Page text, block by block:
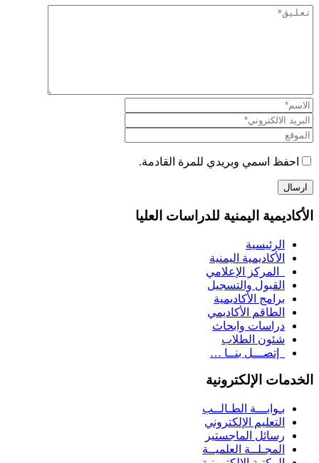
احفظ اسمي وبريدي للمرة القادمة.
الأكاديمية اليمنية للدراسات العليا
الرئيسية
الأكاديمية اليمنية
المركز الإعلامي
القبول والتسجيل
برامج الأكاديمية
الطاقم الأكاديمي
دراسات وابحاث
شئون الطلاب
إتصـــل بنــا …
الخدمات الإلكترونية
بـوابـــة الطـالــب
التعليم الإلكتروني
رسائل الماجستير
المجـلــة العلميــة